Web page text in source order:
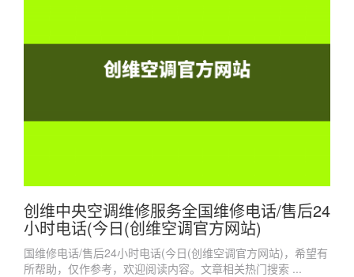
创维中央空调维修服务全国维修电话/售后24
小时电话(今日(创维空调官方网站)
国维修电话/售后24小时电话(今日(创维空调官方网站)，希望有
所帮助，仅作参考，欢迎阅读内容。文章相关热门搜索 ...